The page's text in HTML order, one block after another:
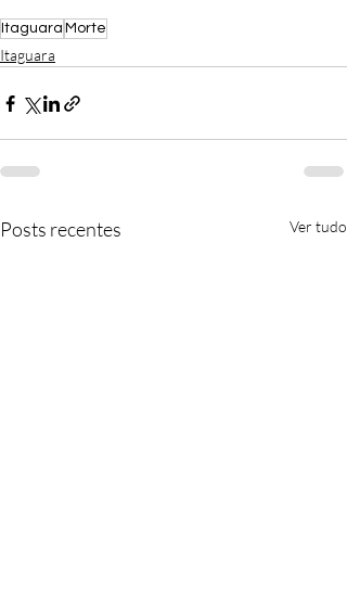
Itaguara Morte
Itaguara
Posts recentes Ver tudo